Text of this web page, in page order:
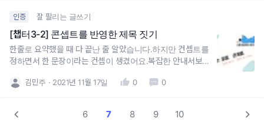
인증 잘 팔리는 글쓰기
[챕터3-2] 콘셉트를 반영한 제목 짓기
한줄로 요약했을 때 다 끝난 줄 알았습니다.하지만 컨셉트를
정하면서 한 문장이라는 컨셉이 생겼어요.복잡한 안내서보다
를 균형있게 돌아볼 수 있는 질문, 그 아래 짧은 글들을 소개하
니다
김민주 2021년 11월 17일 0 0
6 7 8 9 10